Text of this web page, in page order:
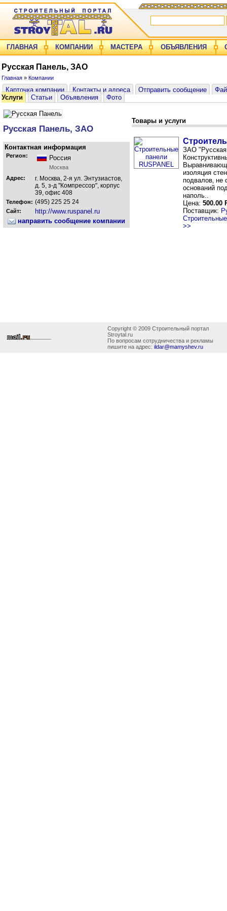
ГЛАВНАЯ КОМПАНИИ МАСТЕРА ОБЪЯВЛЕНИЯ
Русская Панель, ЗАО
Главная » Компании
Карточка компании Контакты и адреса Отправить сообщение
Услуги
Статьи Объявления Фото
Русская Панель, ЗАО
Контактная информация
Регион: Россия
Москва
Адрес:
г. Москва, 2-я ул. Энтузиастов,
д. 5, з-д "Компрессор", корпус
39, офис 408
Телефон: (495) 225 25 24
Сайт:
http://www.ruspanel.ru
направить сообщение компании
Товары и услуги
ЗАО "Русская
изоляция
подвалов‚
оснований
наполь..
Цена: 500.00
Поставщик:
>>
Copyright © 2009 Строительный портал
Stroytal.ru
По вопросам сотрудничества и рекламы
пишите на адрес: ildar@mamyshev.ru